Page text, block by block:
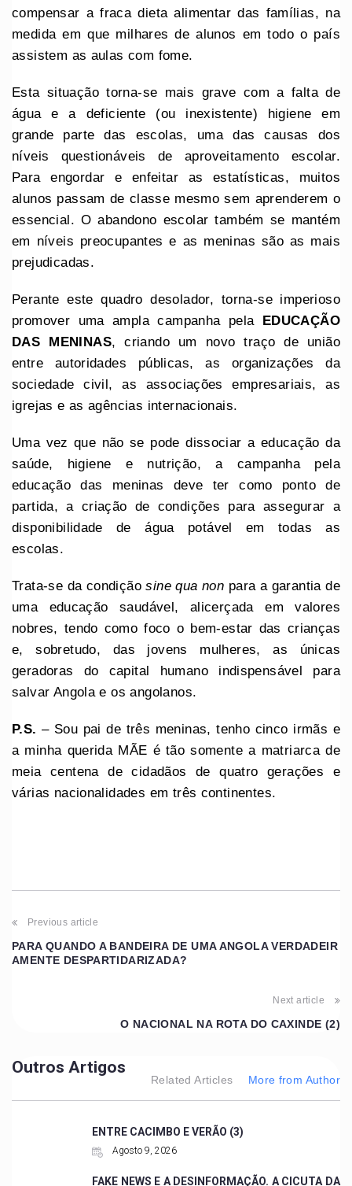
compensar a fraca dieta alimentar das famílias, na
medida em que milhares de alunos em todo o país
assistem as aulas com fome.
Esta situação torna-se mais grave com a falta de
água e a deficiente (ou inexistente) higiene em
grande parte das escolas, uma das causas dos
níveis questionáveis de aproveitamento escolar.
Para engordar e enfeitar as estatísticas, muitos
alunos passam de classe mesmo sem aprenderem o
essencial. O abandono escolar também se mantém
em níveis preocupantes e as meninas são as mais
prejudicadas.
Perante este quadro desolador, torna-se imperioso
promover uma ampla campanha pela EDUCAÇÃO
DAS MENINAS, criando um novo traço de união
entre autoridades públicas, as organizações da
sociedade civil, as associações empresariais, as
igrejas e as agências internacionais.
Uma vez que não se pode dissociar a educação da
saúde, higiene e nutrição, a campanha pela
educação das meninas deve ter como ponto de
partida, a criação de condições para assegurar a
disponibilidade de água potável em todas as
escolas.
Trata-se da condiçãosine qua non para a garantia de
uma educação saudável, alicerçada em valores
nobres, tendo como foco o bem-estar das crianças
e, sobretudo, das jovens mulheres, as únicas
geradoras do capital humano indispensável para
salvar Angola e os angolanos.
P.S. – Sou pai de três meninas, tenho cinco irmãs e
a minha querida MÃE é tão somente a matriarca de
meia centena de cidadãos de quatro gerações e
várias nacionalidades em três continentes.
Previous article
PARA QUANDO A BANDEIRA DE UMA ANGOLA VERDADEIR
AMENTE DESPARTIDARIZADA?
Next article
O NACIONAL NA ROTA DO CAXINDE (2)
Outros Artigos
Related Articles More from Author
ENTRE CACIMBO E VERÃO (3)
Agosto 9, 2026
FAKE NEWS E A DESINFORMAÇÃO. A CICUTA DA